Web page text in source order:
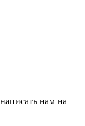
нам на